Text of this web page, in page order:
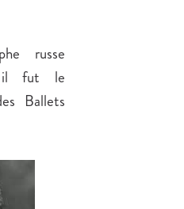
russe
il fut le
Ballets